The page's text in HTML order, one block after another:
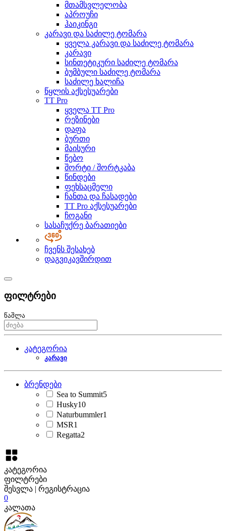
მთამსვლელობა
აპროუჩი
ჰაიკინგი
კარავი და საძილე ტომარა
ყველა კარავი და საძილე ტომარა
კარავი
სინთეტიკური საძილე ტომარა
ბუმბული საძილე ტომარა
საძილე ხალიჩა
წყლის აქსესუარები
TT Pro
ყველა TT Pro
რეზინები
დაფა
ბურთი
მაისური
წებო
შორტი / შორტკაბა
წინდები
ფეხსაცმელი
ჩანთა და ჩასადები
TT Pro აქსესუარები
ჩოგანი
სასაჩუქრე ბარათიები
ჩვენს შესახებ
დაგვიკავშირდით
ფილტრები
წაშლა
კატეგორია
კარავი
ბრენდები
Sea to Summit5
Husky10
Naturbummler1
MSR1
Regatta2
კატეგორია
ფილტრები
შესვლა | რეგისტრაცია
0
კალათა